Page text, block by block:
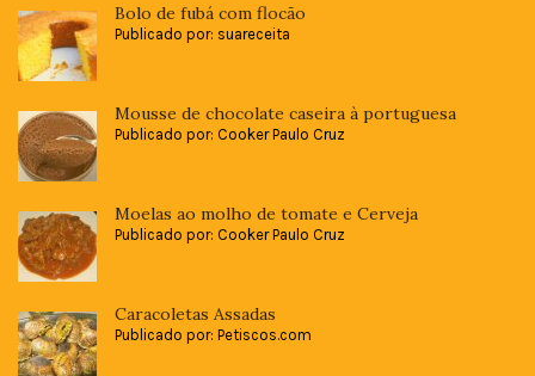
Bolo de fubá com flocão
Publicado por: suareceita
Mousse de chocolate caseira à portuguesa
Publicado por: Cooker Paulo Cruz
Moelas ao molho de tomate e Cerveja
Publicado por: Cooker Paulo Cruz
Caracoletas Assadas
Publicado por: Petiscos.com